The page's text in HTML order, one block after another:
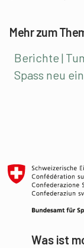
Mehr zum
Berichte |
Spass neu
Was ist